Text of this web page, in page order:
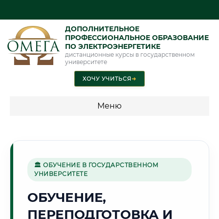
ДОПОЛНИТЕЛЬНОЕ
ПРОФЕССИОНАЛЬНОЕ ОБРАЗОВАНИЕ
ПО ЭЛЕКТРОЭНЕРГЕТИКЕ
дистанционные курсы в государственном
университете
ХОЧУ УЧИТЬСЯ➜
Меню
🏭
Г. НИЖНЕКАМСК
🏛 ОБУЧЕНИЕ В ГОСУДАРСТВЕННОМ
УНИВЕРСИТЕТЕ
ОБУЧЕНИЕ,
ПЕРЕПОДГОТОВКА И